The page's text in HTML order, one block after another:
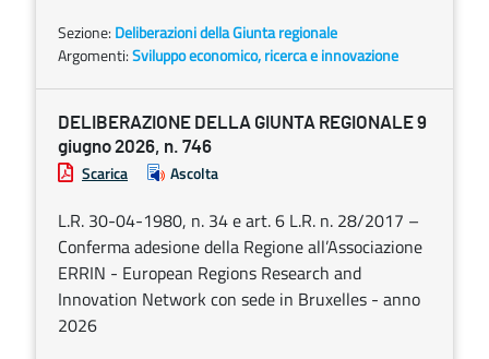
Sezione: Deliberazioni della Giunta regionale
Argomenti:Sviluppo economico, ricerca e innovazione
DELIBERAZIONE DELLA GIUNTA REGIONALE 9
giugno 2026, n. 746
Scarica Ascolta
L.R. 30-04-1980, n. 34 e art. 6 L.R. n. 28/2017 –
Conferma adesione della Regione all’Associazione
ERRIN - European Regions Research and
Innovation Network con sede in Bruxelles - anno
2026